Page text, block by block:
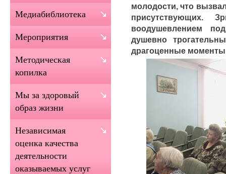
молодости, что
присутствующих.
воодушевлением
душевно
драгоценные
Медиабиблиотека
Мероприятия
Методическая
копилка
Мы за здоровый
образ жизни
Независимая
оценка качества
деятельности
оказываемых услуг